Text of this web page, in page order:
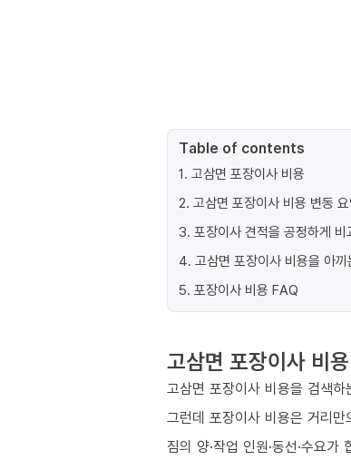
Table of contents
1. 고삼면 포장이사 비용
2. 고삼면 포장이사 비용 변동
3. 포장이사 견적을 공정하게 비
4. 고삼면 포장이사 비용을 아
5. 포장이사 비용 FAQ
고삼면 포장이사 비용
고삼면 포장이사 비용을 검색
그런데 포장이사 비용은 거리
짐의 양·작업 인원·동선·수요